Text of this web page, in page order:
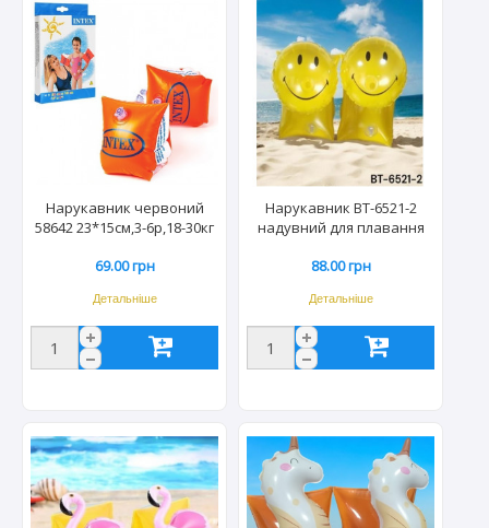
Нарукавник червоний
58642 23*15см,3-6р,18-30кг
69.00 грн
Детальніше
Нарукавник ВТ-6521-2
надувний для плавання
88.00 грн
Детальніше